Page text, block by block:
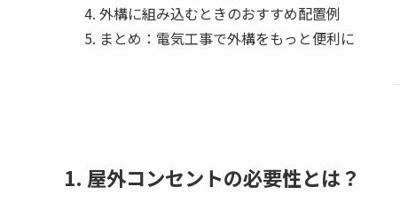
外構に組み込むときのおすすめ配置例
まとめ：電気工事で外構をもっと便利に
1. 屋外コンセントの必要性とは？